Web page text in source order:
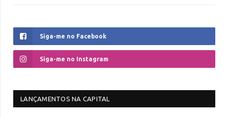
Siga-me no Facebook
Siga-me no Instagram
LANÇAMENTOS NA CAPITAL